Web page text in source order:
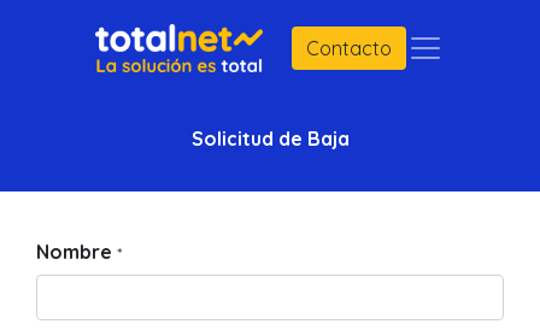
Contacto
Solicitud de Baja
Nombre *